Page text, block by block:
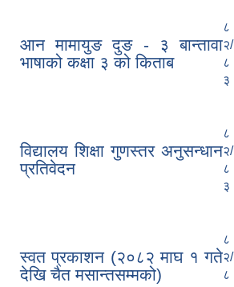
आन मामायुङ दुङ - ३ बान्तावा
भाषाको कक्षा ३ को किताब
८
२/
८
३
विद्यालय शिक्षा गुणस्तर अनुसन्धान
प्रतिवेदन
८
२/
८
३
स्वत प्रकाशन (२०८२ माघ १ गते
देखि चैत मसान्तसम्मको)
८
२/
८